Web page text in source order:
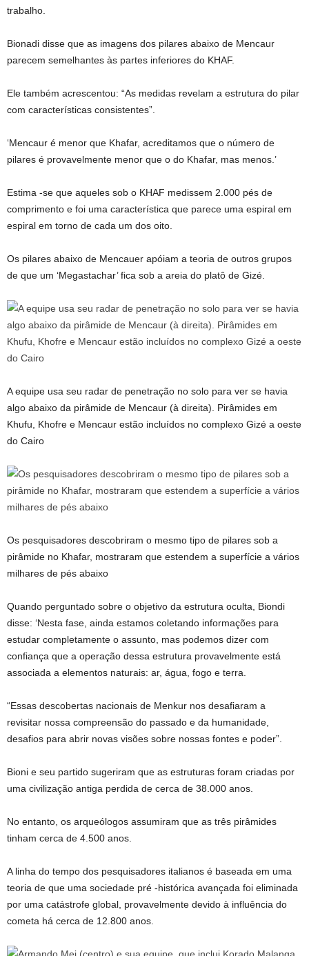
trabalho.
Bionadi disse que as imagens dos pilares abaixo de Mencaur
parecem semelhantes às partes inferiores do KHAF.
Ele também acrescentou: “As medidas revelam a estrutura do pilar
com características consistentes”.
‘Mencaur é menor que Khafar, acreditamos que o número de
pilares é provavelmente menor que o do Khafar, mas menos.’
Estima -se que aqueles sob o KHAF medissem 2.000 pés de
comprimento e foi uma característica que parece uma espiral em
espiral em torno de cada um dos oito.
Os pilares abaixo de Mencauer apóiam a teoria de outros grupos
de que um ‘Megastachar’ fica sob a areia do platô de Gizé.
A equipe usa seu radar de penetração no solo para ver se havia
algo abaixo da pirâmide de Mencaur (à direita). Pirâmides em
Khufu, Khofre e Mencaur estão incluídos no complexo Gizé a oeste
do Cairo
Os pesquisadores descobriram o mesmo tipo de pilares sob a
pirâmide no Khafar, mostraram que estendem a superfície a vários
milhares de pés abaixo
Quando perguntado sobre o objetivo da estrutura oculta, Biondi
disse: ‘Nesta fase, ainda estamos coletando informações para
estudar completamente o assunto, mas podemos dizer com
confiança que a operação dessa estrutura provavelmente está
associada a elementos naturais: ar, água, fogo e terra.
“Essas descobertas nacionais de Menkur nos desafiaram a
revisitar nossa compreensão do passado e da humanidade,
desafios para abrir novas visões sobre nossas fontes e poder”.
Bioni e seu partido sugeriram que as estruturas foram criadas por
uma civilização antiga perdida de cerca de 38.000 anos.
No entanto, os arqueólogos assumiram que as três pirâmides
tinham cerca de 4.500 anos.
A linha do tempo dos pesquisadores italianos é baseada em uma
teoria de que uma sociedade pré -histórica avançada foi eliminada
por uma catástrofe global, provavelmente devido à influência do
cometa há cerca de 12.800 anos.